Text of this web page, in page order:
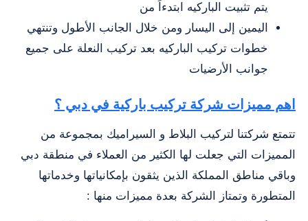
يتم تثبيت الباركيه ابتدءاً من
اليمين إلى اليسار ومن خلال الجانب الأطول وتنتهي
خطوات تركيب الباركيه بعد تركيب النعلة على جميع
جوانب الأرضيات
اهم مميزات شركة تركيب باركية في دبي ؟
تتمتع شركتنا لتركيب البلاط و السيراميك بمجموعة من
المميزات التي جعلت لها الكثير من العملاء في منطقة دبي
وباقي مناطق المملكة الذين يثقون بإمكانياتها وخدماتها
المتطورة وتمتاز الشركة بعدة مميزات منها :